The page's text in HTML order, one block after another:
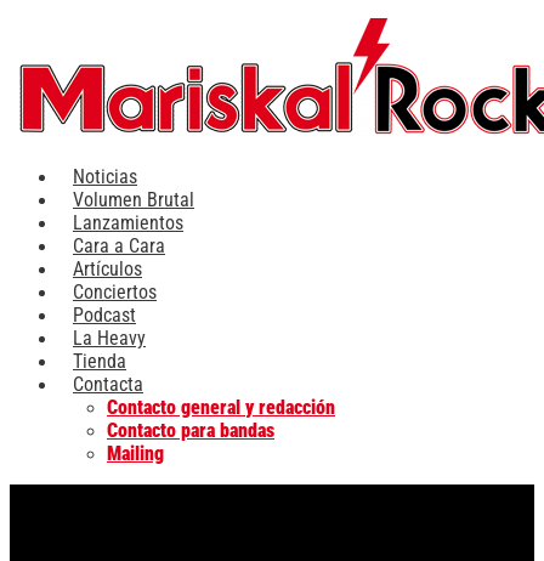
contenido
Noticias
Volumen Brutal
Lanzamientos
Cara a Cara
Artículos
Conciertos
Podcast
La Heavy
Tienda
Contacta
Contacto general y redacción
Contacto para bandas
Mailing